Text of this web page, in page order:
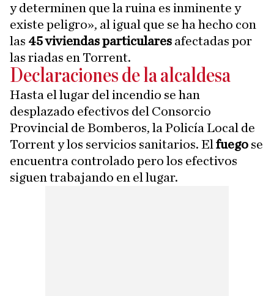
y determinen que la ruina es inminente y
existe peligro», al igual que se ha hecho con
las 45 viviendas particulares afectadas por
las riadas en Torrent.
Declaraciones de la alcaldesa
Hasta el lugar del incendio se han
desplazado efectivos del Consorcio
Provincial de Bomberos, la Policía Local de
Torrent y los servicios sanitarios. El fuego se
encuentra controlado pero los efectivos
siguen trabajando en el lugar.